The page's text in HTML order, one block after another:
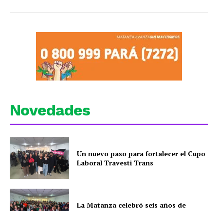
Novedades
Un nuevo paso para fortalecer el Cupo
Laboral Travesti Trans
La Matanza celebró seis años de